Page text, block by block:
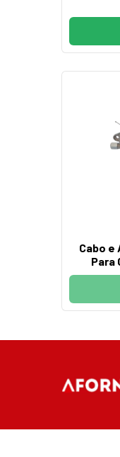
Cabo e
Para